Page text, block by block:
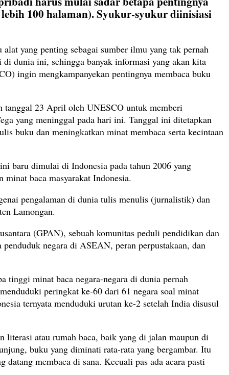
100 halaman). Syukur-syukur diinisiasi
yang penting sebagai sumber ilmu yang tak pernah
di dunia ini, sehingga banyak informasi yang akan kita
ingin mengkampanyekan pentingnya membaca buku
23 April oleh UNESCO untuk memberi
yang meninggal pada hari ini. Tanggal ini ditetapkan
buku dan meningkatkan minat membaca serta kecintaan
baru dimulai di Indonesia pada tahun 2006 yang
baca masyarakat Indonesia.
pengalaman di dunia tulis menulis (jurnalistik) dan
Lamongan.
(GPAN), sebuah komunitas peduli pendidikan dan
negara di ASEAN, peran perpustakaan, dan
tinggi minat baca negara-negara di dunia pernah
peringkat ke-60 dari 61 negara soal minat
ternyata menduduki urutan ke-2 setelah India disusul
literasi atau rumah baca, baik yang di jalan maupun di
buku yang diminati rata-rata yang bergambar. Itu
membaca di sana. Kecuali pas ada acara pasti